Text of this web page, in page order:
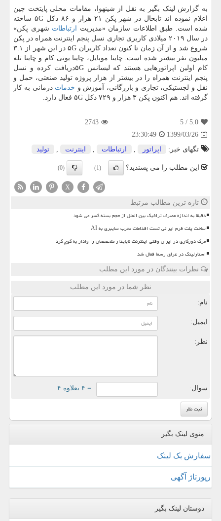
به گزارش لینک بگیر به نقل از شینهوا، مقامات محلی پایتخت چین
اعلام نموده اند تابحال در شهر پکن ۲۱ هزار و ۸۶ دکل ۵G ساخته
شده است. طبق اطلاعات سازمان «مدیریت ارتباطات شهری پکن»
در سال ۲۰۱۹ میلادی کاربری تجاری نسل پنجم اینترنت همراه در پکن
شروع شد و از آن زمان تا کنون تعداد کاربران ۵G در این شهر از ۳.۱
میلیون نفر بیشتر شده است. چاینا موبایل، چاینا یونی کام و چاینا تله
کام اولین اپراتورهایی هستند که لیسانس ۵Gدریافت کرده و نسل
پنجم اینترنت همراه را در بیشتر از هزار پروژه تولید صنعتی، حمل و
نقل و لجستیکی، تجاری و بازرگانی، آموزش و خدمات درمانی به کار
گرفته اند. هم اکنون پکن ۳ هزار و ۷۲۹ دکل ۵G فعال دارد.
5.0
/ 5
2743
1399/03/26
23:30:49
تگهای خبر:
اپراتور , ارتباطات , اینترنت , تولید
این مطلب را می پسندید؟ (1)
(0)
X
تازه ترین مطالب مرتبط
دقیقا به اندازه مصرف ترافیک بین الملل از حجم بسته کسر می شود
ساخت پلت فرم ایرانی تست اقدامات مخرب سایبری به AI
مرگ دورکاری در ایران وقتی اینترنت ناپایدار متخصصان را وادار به کوچ کرد
استارلینک در عراق رسما فعال شد
نظرات بینندگان در مورد این مطلب
نظر شما در مورد این مطلب
نام:
ایمیل:
نظر:
سوال: = ۴ بعلاوه ۴
منوی لینک بگیر
سفارش بک لینک
رپورتاژ آگهی
دوستان لینک بگیر